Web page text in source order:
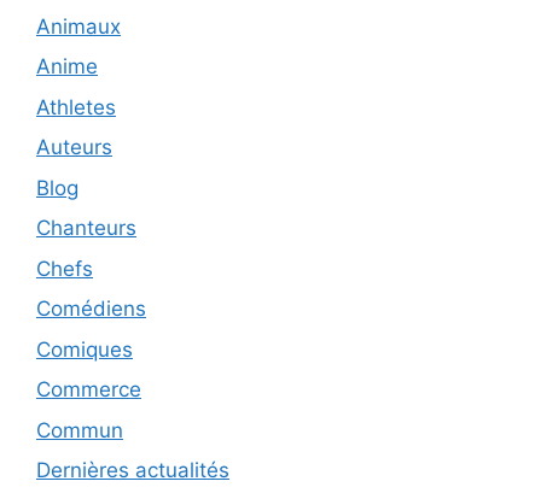
Animaux
Anime
Athletes
Auteurs
Blog
Chanteurs
Chefs
Comédiens
Comiques
Commerce
Commun
Dernières actualités